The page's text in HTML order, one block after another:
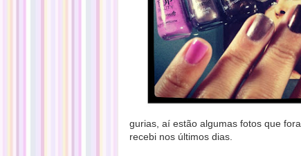
gurias, aí estão algumas fotos que
recebi nos últimos dias.